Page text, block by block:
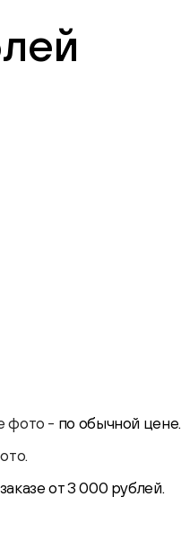
фото - по обычной цене.
от 3 000 рублей.